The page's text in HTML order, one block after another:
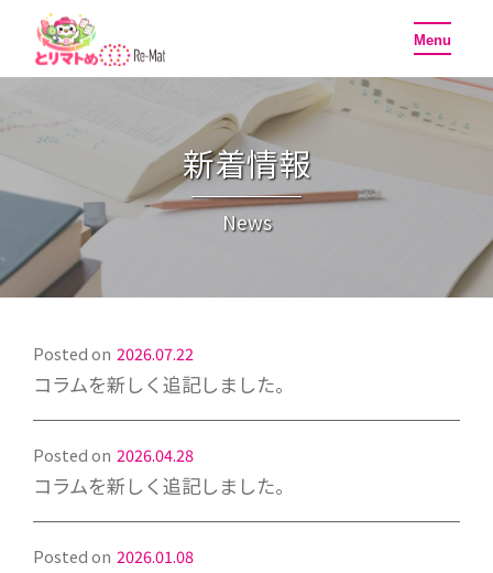
toggle
Menu
新着情報
News
Posted on 2026.07.22
コラムを新しく追記しました。
Posted on 2026.04.28
コラムを新しく追記しました。
Posted on 2026.01.08